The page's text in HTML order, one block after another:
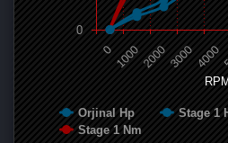
RPM
Orjinal Hp Stage 1
Stage 1 Nm
0 100020003000 4000
0